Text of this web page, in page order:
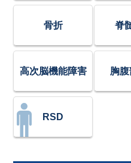
骨折 脊
高次脳機能障害 胸
RSD